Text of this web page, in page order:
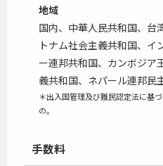
地域
国内、中華人民共和国、台
トナム社会主義共和国、イ
ー連邦共和国、カンボジア
義共和国、ネパール連邦民
＊出入国管理及び難民認定法に基
の。
手数料